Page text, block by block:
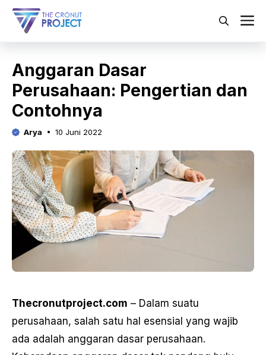
Langsung
Anggaran Dasar
Perusahaan: Pengertian dan
Contohnya
Arya 10 Juni 2022
Thecronutproject.com – Dalam suatu
perusahaan, salah satu hal esensial yang wajib
ada adalah anggaran dasar perusahaan.